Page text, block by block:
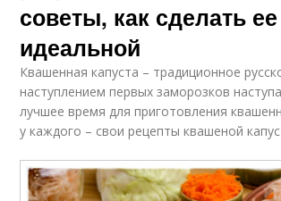
советы, как сделать ее
идеальной
Квашенная капуста – традиционное
наступлением первых заморозков
лучшее время для приготовления
у каждого – свои рецепты квашеной